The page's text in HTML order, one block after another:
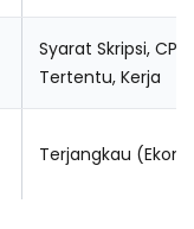
Syarat Skripsi,
Tertentu, Kerja
Terjangkau